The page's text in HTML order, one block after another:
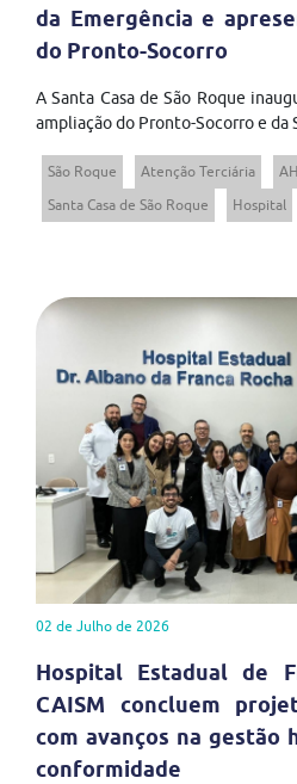
da Emergência e
do Pronto-Socorro
A Santa Casa de São Roque
ampliação do Pronto-Socorro e da
São Roque Atenção Terciária AH
Santa Casa de São Roque
Hospital
02 de Julho de 2026
Hospital Estadual de
CAISM concluem
com avanços na gestão
conformidade